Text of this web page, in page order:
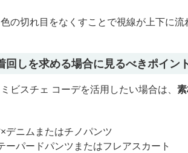
の切れ目をなくすことで視線が上下に
しを求める場合に見るべきポイン
ビスチェ コーデを活用したい場合は、
デニムまたはチノパンツ
パードパンツまたはフレアスカート